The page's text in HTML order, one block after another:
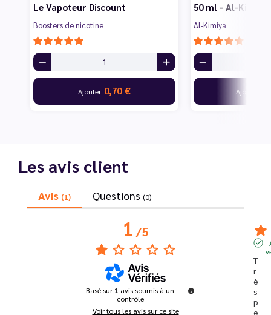
Le Vapoteur Discount
Boosters de nicotine
Ajouter 0,70 €
50 ml - Al-Kimiya
Al-Kimiya
Ajouter
Les avis client
Avis (1) Questions (0)
1/5
Basé sur1 avis soumis à un
contrôle
Voir tous les avis sur ce site
T
r
è
s
p
e